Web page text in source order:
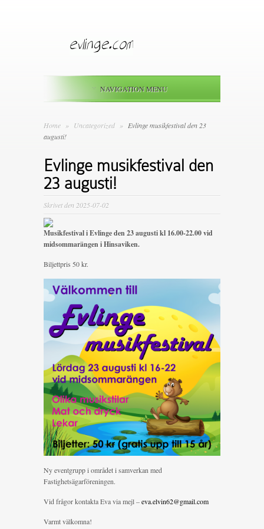
NAVIGATION MENU
Home » Uncategorized » Evlinge musikfestival den 23
augusti!
Evlinge musikfestival den
23 augusti!
Skrivet den 2025-07-02
Musikfestival i Evlinge den 23 augusti kl 16.00-22.00 vid
midsommarängen i Hinsaviken.
Biljettpris 50 kr.
Ny eventgrupp i området i samverkan med
Fastighetsägarföreningen.
Vid frågor kontakta Eva via mejl –eva.elvin62@gmail.com
Varmt välkomna!